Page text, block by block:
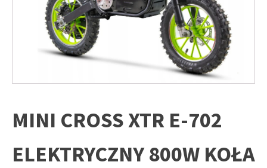
MINI CROSS XTR E-702
ELEKTRYCZNY 800W KOŁA